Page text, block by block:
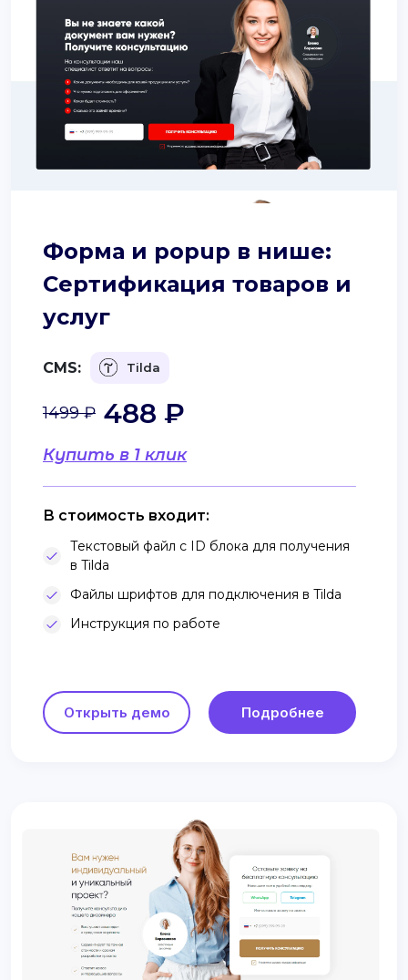
Форма и popup в нише:
Сертификация товаров и
услуг
CMS: Tilda
Купить в 1 клик
1499 ₽ 488 ₽
В стоимость входит:
Текстовый файл с ID блока для получения
в Tilda
Файлы шрифтов для подключения в Tilda
Инструкция по работе
Открыть демо Подробнее